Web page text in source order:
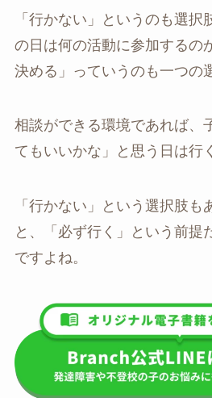
「行かない」というのも選択
の日は何の活動に参加するの
決める」っていうのも一つの
相談ができる環境であれば、
てもいいかな」と思う日は行
「行かない」という選択肢も
と、「必ず行く」という前提
ですよね。